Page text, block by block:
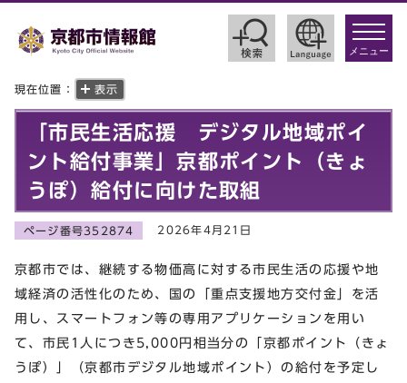
toggle
メニュー
現在位置： 表示
「市民生活応援 デジタル地域ポイ
ント給付事業」京都ポイント（きょ
うぽ）給付に向けた取組
ページ番号352874 2026年4月21日
京都市では、継続する物価高に対する市民生活の応援や地
域経済の活性化のため、国の「重点支援地方交付金」を活
用し、スマートフォン等の専用アプリケーションを用い
て、市民1人につき5,000円相当分の「京都ポイント（きょ
うぽ）」（京都市デジタル地域ポイント）の給付を予定し